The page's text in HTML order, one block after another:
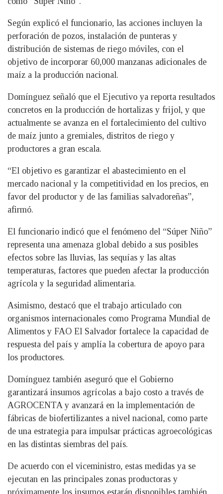
Según explicó el funcionario, las acciones incluyen la
perforación de pozos, instalación de punteras y
distribución de sistemas de riego móviles, con el
objetivo de incorporar 60,000 manzanas adicionales de
maíz a la producción nacional.
Domínguez señaló que el Ejecutivo ya reporta resultados
concretos en la producción de hortalizas y frijol, y que
actualmente se avanza en el fortalecimiento del cultivo
de maíz junto a gremiales, distritos de riego y
productores a gran escala.
“El objetivo es garantizar el abastecimiento en el
mercado nacional y la competitividad en los precios, en
favor del productor y de las familias salvadoreñas”,
afirmó.
El funcionario indicó que el fenómeno del “Súper Niño”
representa una amenaza global debido a sus posibles
efectos sobre las lluvias, las sequías y las altas
temperaturas, factores que pueden afectar la producción
agrícola y la seguridad alimentaria.
Asimismo, destacó que el trabajo articulado con
organismos internacionales como Programa Mundial de
Alimentos y FAO El Salvador fortalece la capacidad de
respuesta del país y amplía la cobertura de apoyo para
los productores.
Domínguez también aseguró que el Gobierno
garantizará insumos agrícolas a bajo costo a través de
AGROCENTA y avanzará en la implementación de
fábricas de biofertilizantes a nivel nacional, como parte
de una estrategia para impulsar prácticas agroecológicas
en las distintas siembras del país.
De acuerdo con el viceministro, estas medidas ya se
ejecutan en las principales zonas productoras y